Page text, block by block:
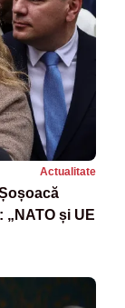
Actualitate
și UE